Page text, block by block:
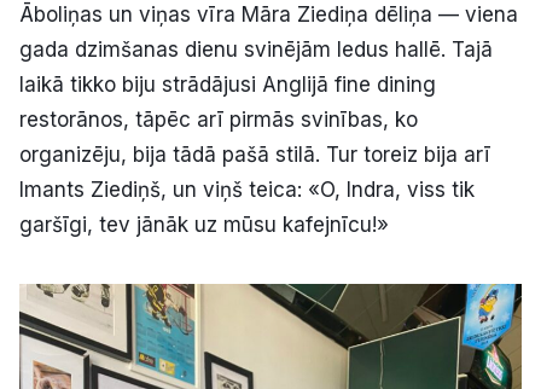
Āboliņas un viņas vīra Māra Ziediņa dēliņa — viena
gada dzimšanas dienu svinējām ledus hallē. Tajā
laikā tikko biju strādājusi Anglijā fine dining
restorānos, tāpēc arī pirmās svinības, ko
organizēju, bija tādā pašā stilā. Tur toreiz bija arī
Imants Ziediņš, un viņš teica: «O, Indra, viss tik
garšīgi, tev jānāk uz mūsu kafejnīcu!»